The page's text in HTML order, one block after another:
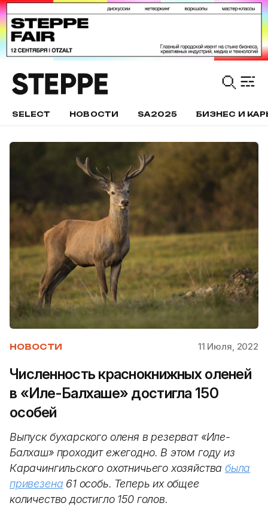
SELECT НОВОСТИ SA2025 БИЗНЕС И
НОВОСТИ 11 Июля, 2022
Численность краснокнижных оленей
в «Иле-Балхаше» достигла 150
особей
Выпуск бухарского оленя в резерват «Иле-
Балхаш» проходит ежегодно. В этом году из
Карачингильского охотничьего хозяйства была
привезена 61 особь. Теперь их общее
количество достигло 150 голов.